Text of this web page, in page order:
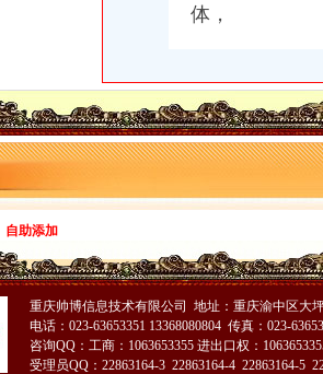
体，
自助添加
重庆帅博信息技术有限公司 地址：重庆渝中区大
电话：023-63653351 13368080804 传真：023-
咨询QQ：工商：1063653355 进出口权：
受理员QQ：22863164-3 22863164-4 22863164-5